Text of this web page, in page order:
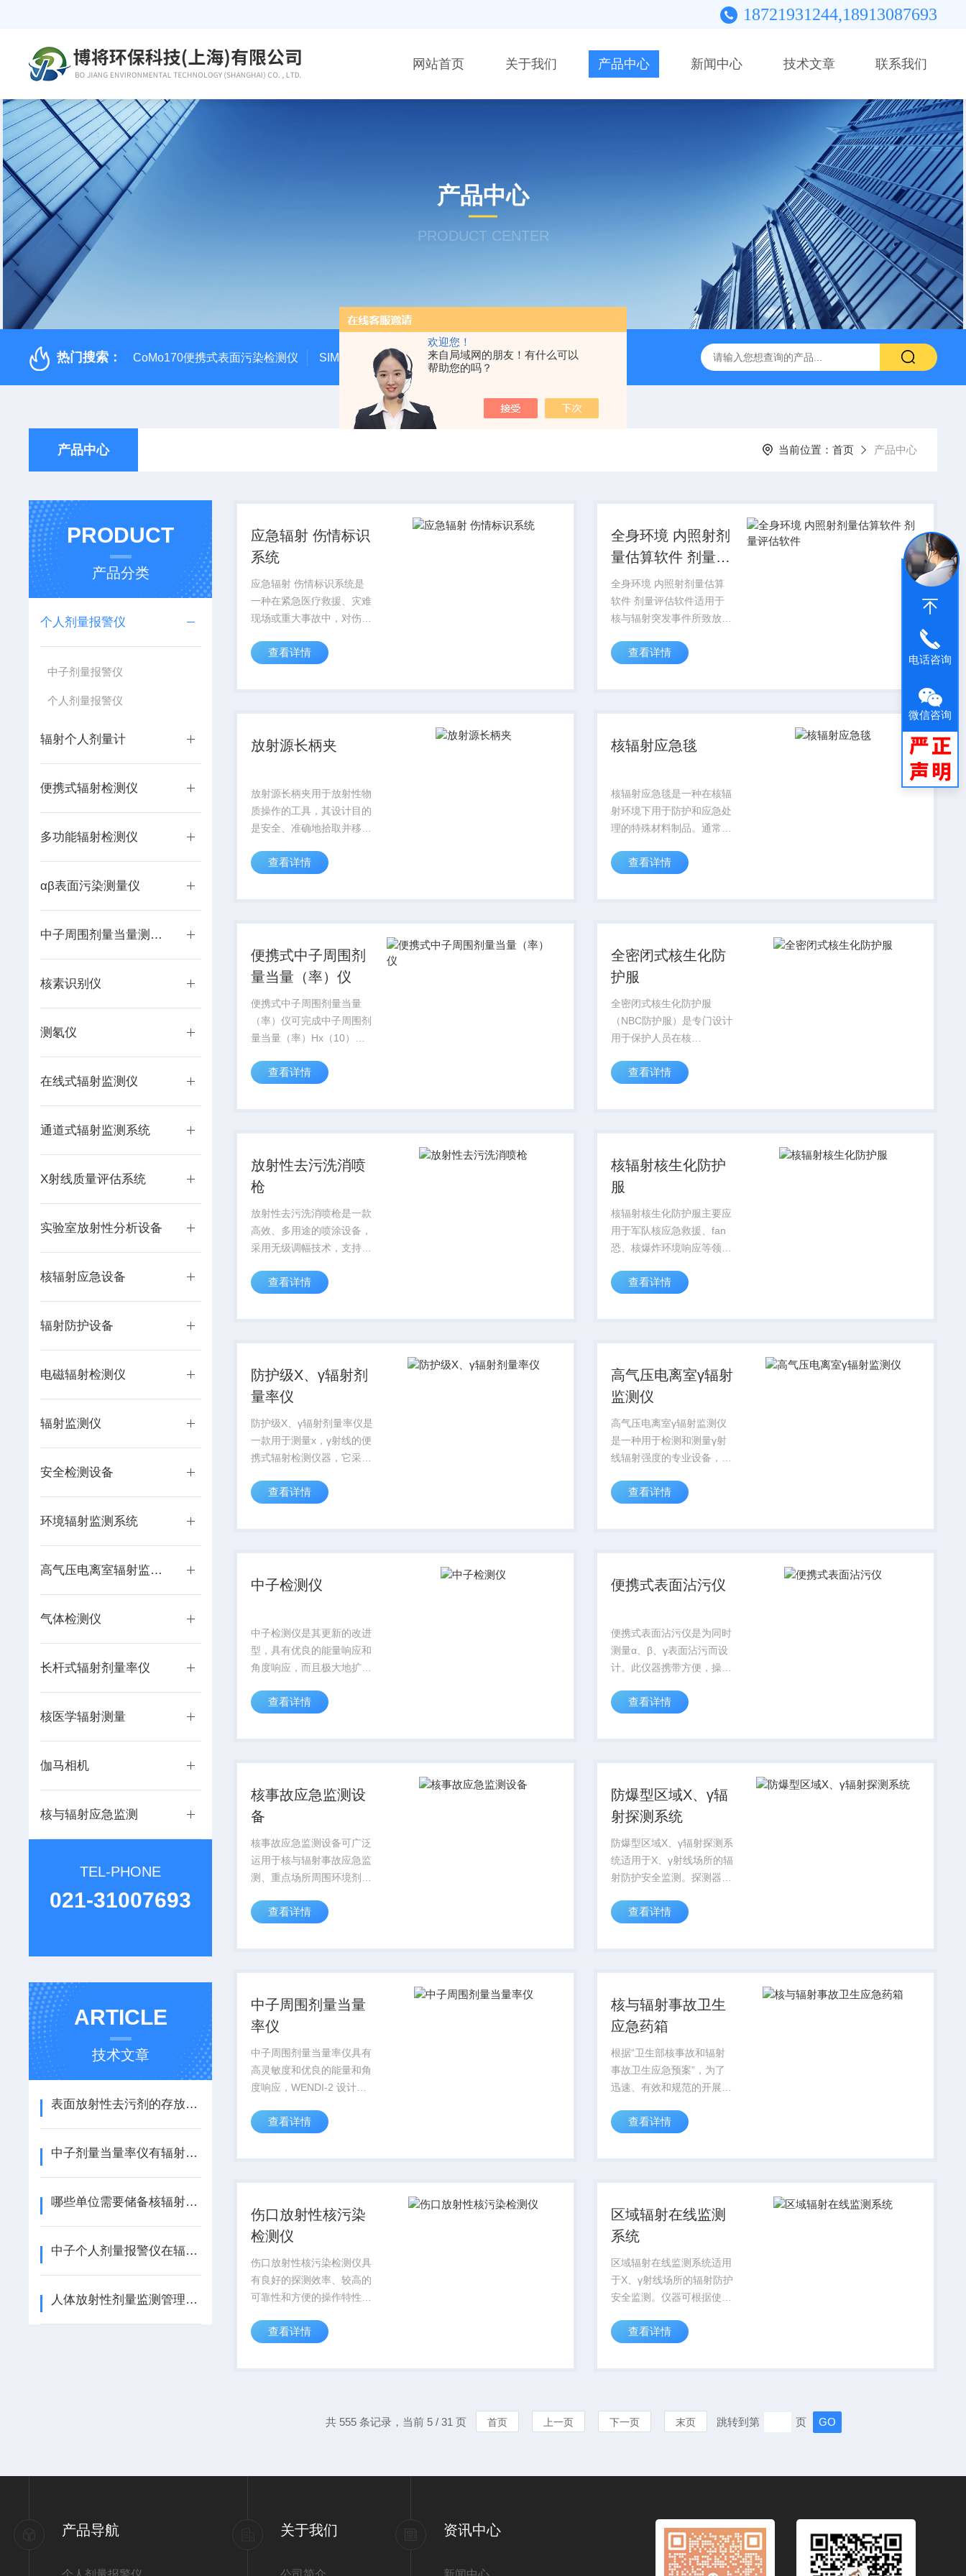
欢迎您！
来自局域网的朋友！有什么可以
帮助您的吗？
18721931244,18913087693
网站首页 关于我们 产品中心 新闻中心 技术文章 联系我们
产品中心
PRODUCT CENTER
热门搜索： CoMo170便携式表面污染检测仪 SIM-MAX LSA3000超低本底液体闪烁谱仪 LSC-8000液闪仪实验分析设备 手持式背散射检查仪 中子个人剂量报警仪
产品中心 当前位置： 首页 产品中心
PRODUCT
产品分类
个人剂量报警仪
中子剂量报警仪
个人剂量报警仪
辐射个人剂量计
便携式辐射检测仪
多功能辐射检测仪
αβ表面污染测量仪
中子周围剂量当量测量仪
核素识别仪
测氡仪
在线式辐射监测仪
通道式辐射监测系统
X射线质量评估系统
实验室放射性分析设备
核辐射应急设备
辐射防护设备
电磁辐射检测仪
辐射监测仪
安全检测设备
环境辐射监测系统
高气压电离室辐射监测仪
气体检测仪
长杆式辐射剂量率仪
核医学辐射测量
伽马相机
核与辐射应急监测
TEL-PHONE
021-31007693
ARTICLE
技术文章
表面放射性去污剂的存放管理
中子剂量当量率仪有辐射吗？
哪些单位需要储备核辐射应急洗消箱？
中子个人剂量报警仪在辐射防护中的应用
人体放射性剂量监测管理系统的应用场景
应急辐射 伤情标识
系统
应急辐射 伤情标识系统是
一种在紧急医疗救援、灾难
现场或重大事故中，对伤员
标准化体系。其核心目的是
分级，帮助救援人员快速识
查看详情
全身环境 内照射剂
量估算软件 剂量评
估软件
全身环境 内照射剂量估算
软件 剂量评估软件适用于
核与辐射突发事件所致放射
算。依据国内外相关标准和
众照射的食入和吸入放射性
查看详情
放射源长柄夹
放射源长柄夹用于放射性物
质操作的工具，其设计目的
是安全、准确地拾取并移送
蔽、不锈钢或钛制成，以确
查看详情
核辐射应急毯
核辐射应急毯是一种在核辐
射环境下用于防护和应急处
理的特殊材料制品。通常采
铅材料作为主要的防护层。
查看详情
便携式中子周围剂
量当量（率）仪
便携式中子周围剂量当量
（率）仪可完成中子周围剂
量当量（率）Hx（10）、
测量，实时显示和存储测量
声、符号报警。
查看详情
全密闭式核生化防
护服
全密闭式核生化防护服
（NBC防护服）是专门设计
用于保护人员在核
（Biological）、化学
受伤害的特殊防护装备。
查看详情
放射性去污洗消喷
枪
放射性去污洗消喷枪是一款
高效、多用途的喷涂设备，
采用无级调幅技术，支持
由切换，适配铝制与塑料涂
车涂装、家具制造、工业设
查看详情
核辐射核生化防护
服
核辐射核生化防护服主要应
用于军队核应急救援、fan
恐、核爆炸环境响应等领
与救援的人员防护，在核辐
核气溶胶污染、放射性污染
查看详情
防护级X、γ辐射剂
量率仪
防护级X、γ辐射剂量率仪是
一款用于测量x，γ射线的便
携式辐射检测仪器，它采用
器作为探测器，反应速度
该仪器具有更宽的剂量率测
查看详情
高气压电离室γ辐射
监测仪
高气压电离室γ辐射监测仪
是一种用于检测和测量γ射
线辐射强度的专业设备，广
业及环境监测等领域。
查看详情
中子检测仪
中子检测仪是其更新的改进
型，具有优良的能量响应和
角度响应，而且极大地扩展
He-3管,具有高灵敏度。
查看详情
便携式表面沾污仪
便携式表面沾污仪是为同时
测量α、β、γ表面沾污而设
计。此仪器携带方便，操作
安、军队、海关、卫生、核
查看详情
核事故应急监测设
备
核事故应急监测设备可广泛
运用于核与辐射事故应急监
测、重点场所周围环境剂量
查看详情
防爆型区域X、γ辐
射探测系统
防爆型区域X、γ辐射探测系
统适用于X、γ射线场所的辐
射防护安全监测。探测器采
及宽测量范围的双传感器，
境中X、γ射线的剂量进行探
查看详情
中子周围剂量当量
率仪
中子周围剂量当量率仪具有
高灵敏度和优良的能量和角
度响应，WENDI-2 设计最
发。查看详情
核与辐射事故卫生
应急药箱
根据“卫生部核事故和辐射
事故卫生应急预案”，为了
迅速、有效和规范的开展核
作，最大程du地减少事故造
保障公众身体健康，维护社
查看详情
伤口放射性核污染
检测仪
伤口放射性核污染检测仪具
有良好的探测效率、较高的
可靠性和方便的操作特性。
续进行测量数据的记录存
查看详情
区域辐射在线监测
系统
区域辐射在线监测系统适用
于X、γ射线场所的辐射防护
安全监测。仪器可根据使用
敏探测器或高量程探测器，
射源应用现场、环境实验
查看详情
共 555 条记录，当前 5 / 31 页 首页 上一页 下一页 末页 跳转到第 页
产品导航 关于我们 资讯中心
电话咨询
微信咨询